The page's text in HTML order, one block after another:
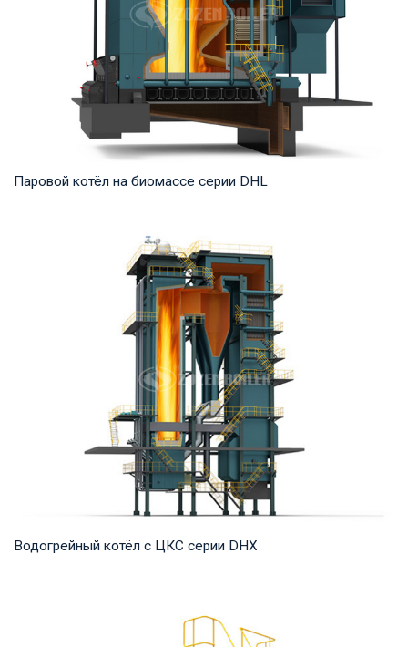
Паровой котёл на биомассе серии DHL
продукта: 20-75 т/ч Температура на выходе...
Водогрейный котёл с ЦКС серии DHX
мощность продукта: 58-116 МВт Температура...